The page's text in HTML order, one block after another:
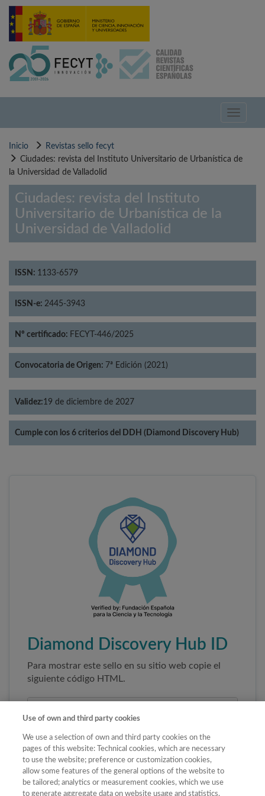
Pasar
contenido
Toggle
Inicio
Revistas sello fecyt
Ciudades: revista del Instituto Universitario de Urbanística de
la Universidad de Valladolid
Ciudades: revista del Instituto
Universitario de Urbanística de la
Universidad de Valladolid
ISSN: 1133-6579
ISSN-e: 2445-3943
Nº certificado: FECYT-446/2025
Convocatoria de Origen: 7ª Edición (2021)
Validez:19 de diciembre de 2027
Cumple con los 6 criterios del DDH (Diamond Discovery Hub)
Diamond Discovery Hub ID
Para mostrar este sello en su sitio web copie el
siguiente código HTML.
Use of own and third party cookies
We use a selection of own and third party cookies on the
pages of this website: Technical cookies, which are necessary
to use the website; preference or customization cookies,
allow some features of the general options of the website to
be tailored; analytics or measurement cookies, which we use
to generate aggregate data on website usage and statistics,